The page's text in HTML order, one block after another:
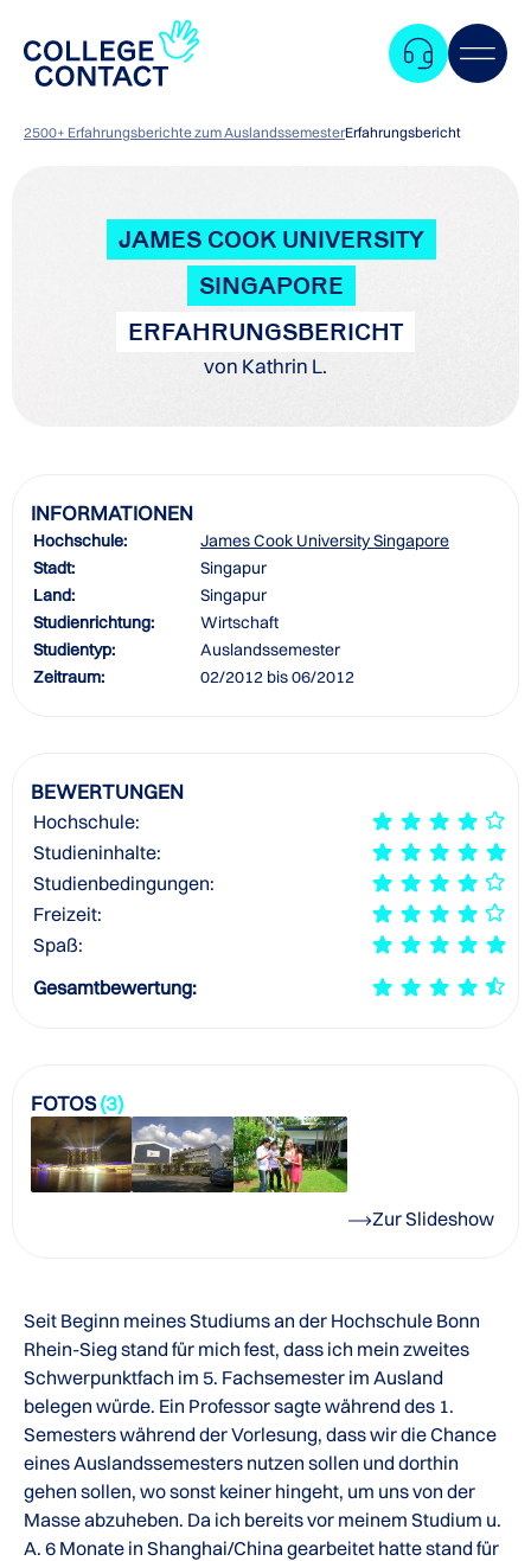
2500+ Erfahrungsberichte zum AuslandssemesterErfahrungsbericht
JAMES COOK UNIVERSITY
SINGAPORE
ERFAHRUNGSBERICHT
von Kathrin L.
INFORMATIONEN
Hochschule:
James Cook University Singapore
Stadt:
Singapur
Land:
Singapur
Studienrichtung:
Wirtschaft
Studientyp:
Auslandssemester
Zeitraum:
02/2012 bis 06/2012
BEWERTUNGEN
Hochschule:
Studieninhalte:
Studienbedingungen:
Freizeit:
Spaß:
Gesamtbewertung:
FOTOS(3)
Zur Slideshow
Seit Beginn meines Studiums an der Hochschule Bonn
Rhein-Sieg stand für mich fest, dass ich mein zweites
Schwerpunktfach im 5. Fachsemester im Ausland
belegen würde. Ein Professor sagte während des 1.
Semesters während der Vorlesung, dass wir die Chance
eines Auslandssemesters nutzen sollen und dorthin
gehen sollen, wo sonst keiner hingeht, um uns von der
Masse abzuheben. Da ich bereits vor meinem Studium u.
A. 6 Monate in Shanghai/China gearbeitet hatte stand für